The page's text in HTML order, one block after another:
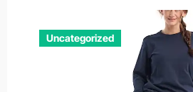
Uncategorized